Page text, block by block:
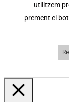
utilitzem
prement el